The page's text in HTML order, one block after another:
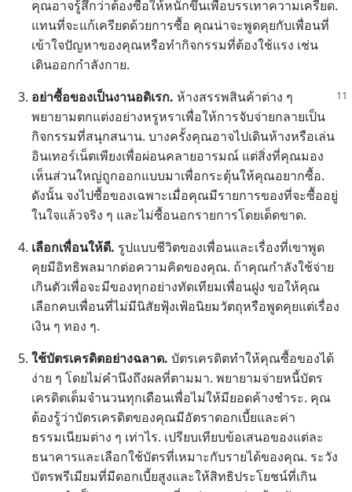
คุณ​อาจ​รู้สึก​ว่า​ต้อง​ซื้อ​ให้​หนัก​ขึ้น​เพื่อ​บรรเทา​ความ​เครียด.
แทน​ที่​จะ​แก้​เครียด​ด้วย​การ​ซื้อ คุณ​น่า​จะ​พูด​คุย​กับ​เพื่อน​ที่​
เข้าใจ​ปัญหา​ของ​คุณ​หรือ​ทำ​กิจกรรม​ที่​ต้อง​ใช้​แรง เช่น
เดิน​ออก​กำลัง​กาย.
อย่า​ซื้อ​ของ​เป็น​งาน​อดิเรก. ห้าง​สรรพ​สินค้า​ต่าง ๆ
พยายาม​ตกแต่ง​อย่าง​หรูหรา​เพื่อ​ให้​การ​จับจ่าย​กลาย​เป็น​
กิจกรรม​ที่​สนุกสนาน. บาง​ครั้ง​คุณ​อาจ​ไป​เดิน​ห้าง​หรือ​เล่น​
อินเทอร์เน็ต​เพียง​เพื่อ​ผ่อน​คลาย​อารมณ์ แต่​สิ่ง​ที่​คุณ​มอง​
เห็น​ส่วน​ใหญ่​ถูก​ออก​แบบ​มา​เพื่อ​กระตุ้น​ให้​คุณ​อยาก​ซื้อ.
ดัง​นั้น จง​ไป​ซื้อ​ของ​เฉพาะ​เมื่อ​คุณ​มี​รายการ​ของ​ที่​จะ​ซื้อ​อยู่​
ใน​ใจ​แล้ว​จริง ๆ และ​ไม่​ซื้อ​นอก​รายการ​โดย​เด็ดขาด.
เลือก​เพื่อน​ให้​ดี. รูป​แบบ​ชีวิต​ของ​เพื่อน​และ​เรื่อง​ที่​เขา​พูด​
คุย​มี​อิทธิพล​มาก​ต่อ​ความ​คิด​ของ​คุณ. ถ้า​คุณ​กำลัง​ใช้​จ่าย​
เกิน​ตัว​เพื่อ​จะ​มี​ของ​ทุก​อย่าง​ทัดเทียม​เพื่อน​ฝูง ขอ​ให้​คุณ​
เลือก​คบ​เพื่อน​ที่​ไม่​มี​นิสัย​ฟุ้ง​เฟ้อ​นิยม​วัตถุ​หรือ​พูด​คุย​แต่​เรื่อง​
เงิน ๆ ทอง ๆ.
ใช้​บัตร​เครดิต​อย่าง​ฉลาด. บัตร​เครดิต​ทำ​ให้​คุณ​ซื้อ​ของ​ได้​
ง่าย ๆ โดย​ไม่​คำนึง​ถึง​ผล​ที่​ตาม​มา. พยายาม​จ่าย​หนี้​บัตร​
เครดิต​เต็ม​จำนวน​ทุก​เดือน​เพื่อ​ไม่​ให้​มี​ยอด​ค้าง​ชำระ. คุณ​
ต้อง​รู้​ว่า​บัตร​เครดิต​ของ​คุณ​มี​อัตรา​ดอกเบี้ย​และ​ค่า​
ธรรมเนียม​ต่าง ๆ เท่า​ไร. เปรียบ​เทียบ​ข้อ​เสนอ​ของ​แต่​ละ​
ธนาคาร​และ​เลือก​ใช้​บัตร​ที่​เหมาะ​กับ​ราย​ได้​ของ​คุณ. ระวัง​
บัตร​พรีเมียม​ที่​มี​ดอกเบี้ย​สูง​และ​ให้​สิทธิ​ประโยชน์​ที่​เกิน​